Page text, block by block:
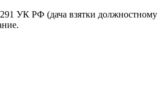
291 УК РФ (дача взятки должностному